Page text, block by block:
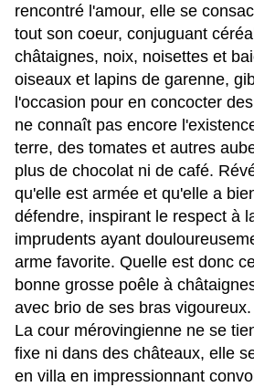
rencontré l'amour, elle se
tout son coeur, conjuguant
châtaignes, noix, noisettes et
oiseaux et lapins de garenne,
l'occasion pour en concocter
ne connaît pas encore
terre, des tomates et autres
plus de chocolat ni de café.
qu'elle est armée et qu'elle a
défendre, inspirant le respect à
imprudents ayant
arme favorite. Quelle est donc
bonne grosse poêle à
avec brio de ses bras vigoureux.
La cour mérovingienne ne se
fixe ni dans des châteaux, elle
en villa en impressionnant